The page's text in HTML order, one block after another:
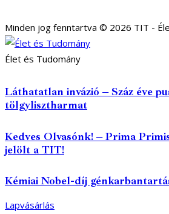
Minden jog fenntartva © 2026 TIT -
Élet és Tudomány
Láthatatlan invázió – Száz éve
tölgylisztharmat
Kedves Olvasónk! – Prima
jelölt a TIT!
Kémiai Nobel-díj
Lapvásárlás